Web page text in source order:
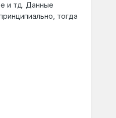
и тд. Данные
тогда